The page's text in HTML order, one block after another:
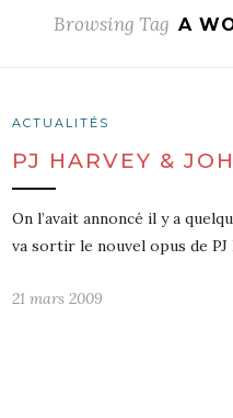
Browsing Tag A
ACTUALITÉS
PJ HARVEY &
On l’avait annoncé il y a
va sortir le nouvel opus de
21 mars 2009